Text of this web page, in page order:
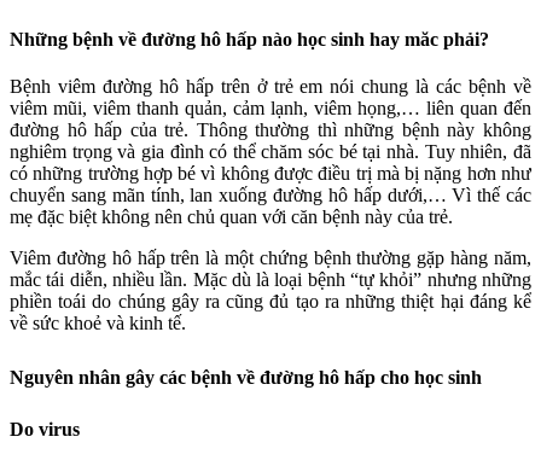
Những bệnh về đường hô hấp nào học sinh hay măc phải?
Bệnh viêm đường hô hấp trên ở trẻ em nói chung là các bệnh về
viêm mũi, viêm thanh quản, cảm lạnh, viêm họng,… liên quan đến
đường hô hấp của trẻ. Thông thường thì những bệnh này không
nghiêm trọng và gia đình có thể chăm sóc bé tại nhà. Tuy nhiên, đã
có những trường hợp bé vì không được điều trị mà bị nặng hơn như
chuyển sang mãn tính, lan xuống đường hô hấp dưới,… Vì thế các
mẹ đặc biệt không nên chủ quan với căn bệnh này của trẻ.
Viêm đường hô hấp trên là một chứng bệnh thường gặp hàng năm,
mắc tái diễn, nhiều lần. Mặc dù là loại bệnh “tự khỏi” nhưng những
phiền toái do chúng gây ra cũng đủ tạo ra những thiệt hại đáng kể
về sức khoẻ và kinh tế.
Nguyên nhân gây các bệnh về đường hô hấp cho học sinh
Do virus